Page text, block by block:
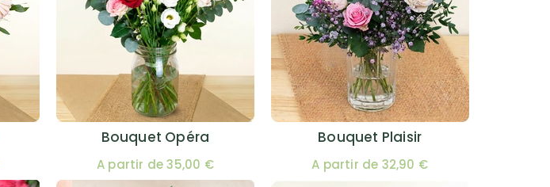
Bouquet Opéra
A partir de 35,00 €
Bouquet Plaisir
A partir de 32,90 €